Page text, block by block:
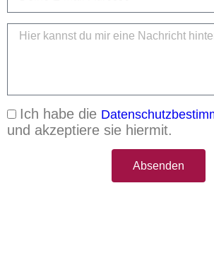
Ich habe die
und akzeptiere sie hiermit.
Absenden